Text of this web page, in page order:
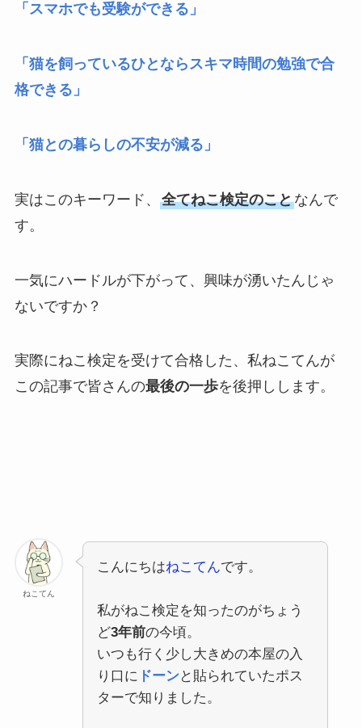
「スマホでも受験ができる」
「猫を飼っているひとならスキマ時間の勉強で合
格できる」
「猫との暮らしの不安が減る」
実はこのキーワード、 全てねこ検定のことなんで
す。
一気にハードルが下がって、興味が湧いたんじゃ
ないですか？
実際にねこ検定を受けて合格した、私ねこてんが
この記事で皆さんの最後の一歩を後押しします。
ねこてん
こんにちはねこてんです。
私がねこ検定を知ったのがちょう
ど3年前の今頃。
いつも行く少し大きめの本屋の入
り口に ドーンと貼られていたポス
ターで知りました。